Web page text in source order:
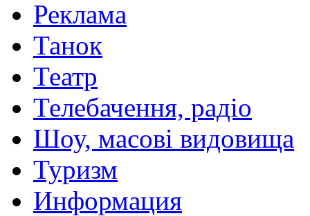
Реклама
Танок
Театр
Телебачення, радіо
Шоу, масові видовища
Туризм
Информация